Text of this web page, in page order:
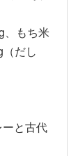
、もち米
だし
ーと古代